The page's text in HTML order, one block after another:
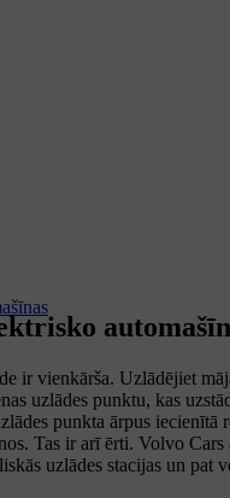
ir vienkārša. Uzlādējiet
uzlādes punktu, kas
punkta ārpus iecienītā
Tas ir arī ērti. Volvo Cars
uzlādes stacijas un pat